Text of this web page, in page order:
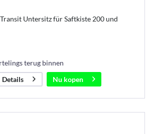
Untersitz für Saftkiste 200 und
terug binnen
Details
Nu kopen